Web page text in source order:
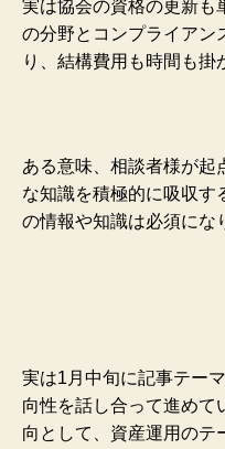
実は協会の資格の更新も
の分野とコンプライアン
り、結構費用も時間も掛
ある意味、相談者様が起
な知識を積極的に吸収す
の情報や知識は必須にな
実は1月中旬に記事テー
向性を話し合って進めて
向として
、資産運用の